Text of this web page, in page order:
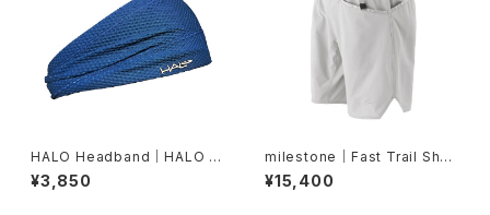
HALO Headband｜HALO バ
ンディット JP（Air Abyss Blu
e）
¥3,850
milestone｜Fast Trail Shor
ts（グレーシャーシルバー）
¥15,400